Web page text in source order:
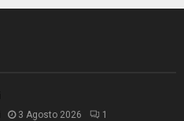
3 Agosto 2026 1